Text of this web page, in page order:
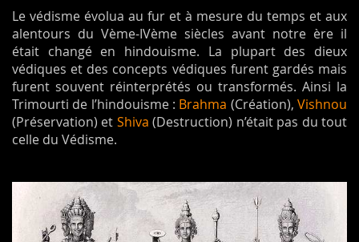
Le védisme évolua au fur et à mesure du temps et aux
alentours du Vème-IVème siècles avant notre ère il
était changé en hindouisme. La plupart des dieux
védiques et des concepts védiques furent gardés mais
furent souvent réinterprétés ou transformés. Ainsi la
Trimourti de l’hindouisme : Brahma (Création),Vishnou
(Préservation) et Shiva (Destruction) n’était pas du tout
celle du Védisme.